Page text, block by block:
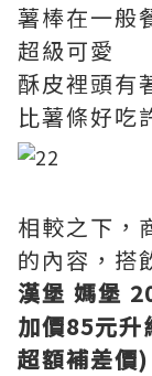
薯棒在一般
超級可愛
酥皮裡頭有
比薯條好吃
相較之下，
的內容，搭
漢堡 媽堡
加價85元升
超額補差價)